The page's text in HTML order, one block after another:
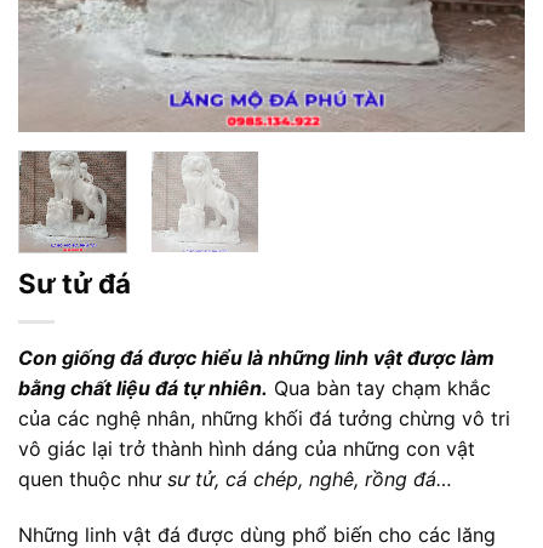
Sư tử đá
Con giống đá được hiểu là những linh vật được làm
bằng chất liệu đá tự nhiên. Qua bàn tay chạm khắc
của các nghệ nhân, những khối đá tưởng chừng vô tri
vô giác lại trở thành hình dáng của những con vật
quen thuộc như sư tử, cá chép, nghê, rồng đá…
Những linh vật đá được dùng phổ biến cho các lăng